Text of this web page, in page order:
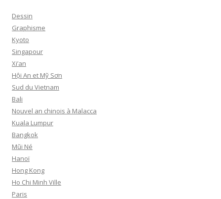
Dessin
Graphisme
Kyoto
Singapour
Xi’an
Hội An et Mỹ Sơn
Sud du Vietnam
Bali
Nouvel an chinois à Malacca
Kuala Lumpur
Bangkok
Mũi Né
Hanoï
Hong Kong
Ho Chi Minh Ville
Paris